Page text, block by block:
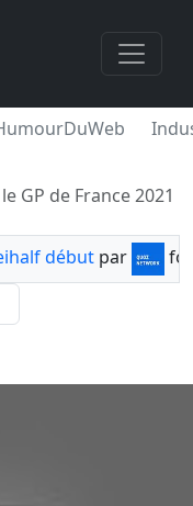
GP de France 2021
début par